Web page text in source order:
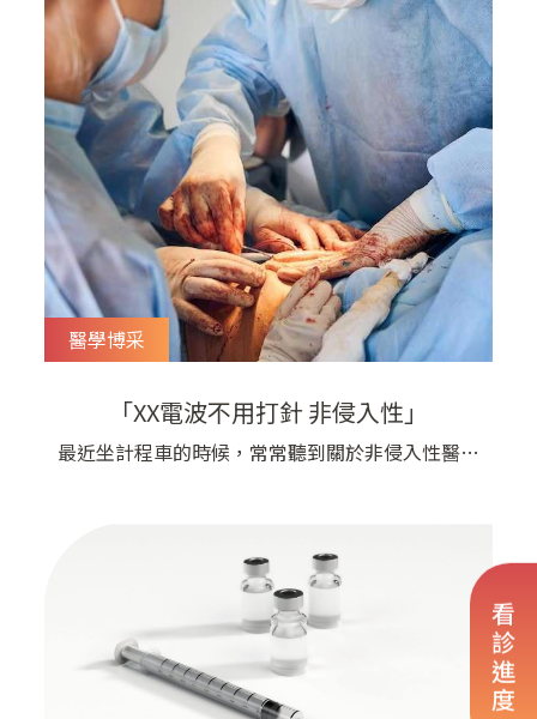
看診進度
醫學博采
「XX電波不用打針 非侵入性」
最近坐計程車的時候，常常聽到關於非侵入性醫療
候，外科界流行一句話： Big Surgeon Big
Wound 也就是說，把傷口開大一點，可以有比較
好的治療視野和清除效果，能夠達到比較好的手術
結果，避免復發。 而教